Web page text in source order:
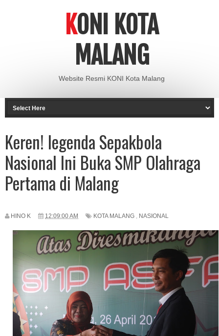
KONI KOTA
MALANG
Website Resmi KONI Kota Malang
Keren! legenda Sepakbola
Nasional Ini Buka SMP Olahraga
Pertama di Malang
HINO K 12:09:00 AM KOTA MALANG , NASIONAL